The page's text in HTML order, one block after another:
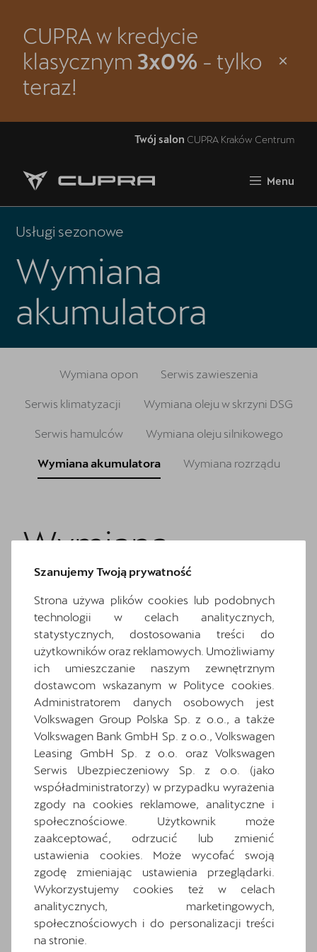
CUPRA w kredycie
klasycznym 3x0% - tylko
teraz!
Twój salon CUPRA Kraków Centrum
Menu
Strona główna
Jazda próbna CUPRĄ
5 lat gwarancji
Finansowanie
Serwis
Oryginalne części zamienne
Akcesoria CUPRA
Usługi sezonowe
Wymiana
akumulatora
Wymiana opon Serwis zawieszenia
Serwis klimatyzacji Wymiana oleju w skrzyni DSG
Serwis hamulców Wymiana oleju silnikowego
Wymiana akumulatora Wymiana rozrządu
Wymiana
akumulatora
Każde uruchomienie samochodu jest jak test dla
akumulatora Twojej CUPRY. Zimowe mrozy, letnie
upały, częste, ale krótkie podróże – wszystko to
może stopniowo osłabiać jego moc.
Znasz tę złośliwą przypadłość rzeczy martwych,
które lubią zawodzić w nieodpowiednim momencie,
prawda? Niesprawny akumulator może nie tylko
Szanujemy Twoją prywatność
Strona używa plików cookies lub podobnych
technologii w celach analitycznych,
statystycznych, dostosowania treści do
użytkowników oraz reklamowych. Umożliwiamy
ich umieszczanie naszym zewnętrznym
dostawcom wskazanym w Polityce cookies.
Administratorem danych osobowych jest
Volkswagen Group Polska Sp. z o.o., a także
Volkswagen Bank GmbH Sp. z o.o., Volkswagen
Leasing GmbH Sp. z o.o. oraz Volkswagen
Serwis Ubezpieczeniowy Sp. z o.o. (jako
współadministratorzy) w przypadku wyrażenia
zgody na cookies reklamowe, analityczne i
społecznościowe. Użytkownik może
zaakceptować, odrzucić lub zmienić
ustawienia cookies. Może wycofać swoją
zgodę zmieniając ustawienia przeglądarki.
Wykorzystujemy cookies też w celach
analitycznych, marketingowych,
społecznościowych i do personalizacji treści
na stronie.